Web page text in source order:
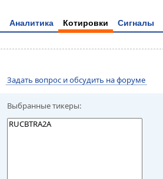
Аналитика Котировки Сигналы
Задать вопрос и обсудить на форуме
Выбранные тикеры: